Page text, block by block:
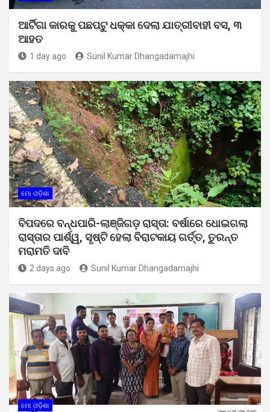
ଆର୍ଟିଗା କାରକୁ ପଛପଟୁ ଧକ୍କା ଦେଲା ଯାତ୍ରୀବାହୀ ବସ, ୩
ଆହତ
1 day ago Sunil Kumar Dhangadamajhi
ମୋ ଓଡ଼ିଶା
ବିପଦରେ ବନ୍ଧପାରି-ଲାଞ୍ଜିଗଡ଼ ରାସ୍ତା: ବର୍ଷାରେ ଧୋଇଗଲା
ରାସ୍ତାର ପାର୍ଶ୍ୱ, ସୃଷ୍ଟି ହେଲା ବିରାଟକାୟ ଗର୍ତ୍ତ, ତୁରନ୍ତ
ମରାମତି ଦାବି
2 days ago Sunil Kumar Dhangadamajhi
ମୋ ଓଡ଼ିଶା